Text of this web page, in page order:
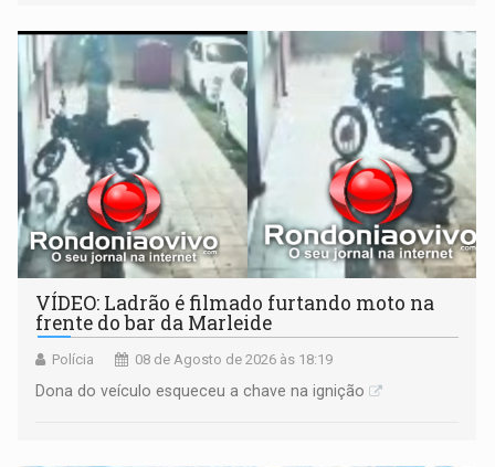
VÍDEO: Ladrão é filmado furtando moto na
frente do bar da Marleide
Polícia 08 de Agosto de 2026 às 18:19
Dona do veículo esqueceu a chave na ignição